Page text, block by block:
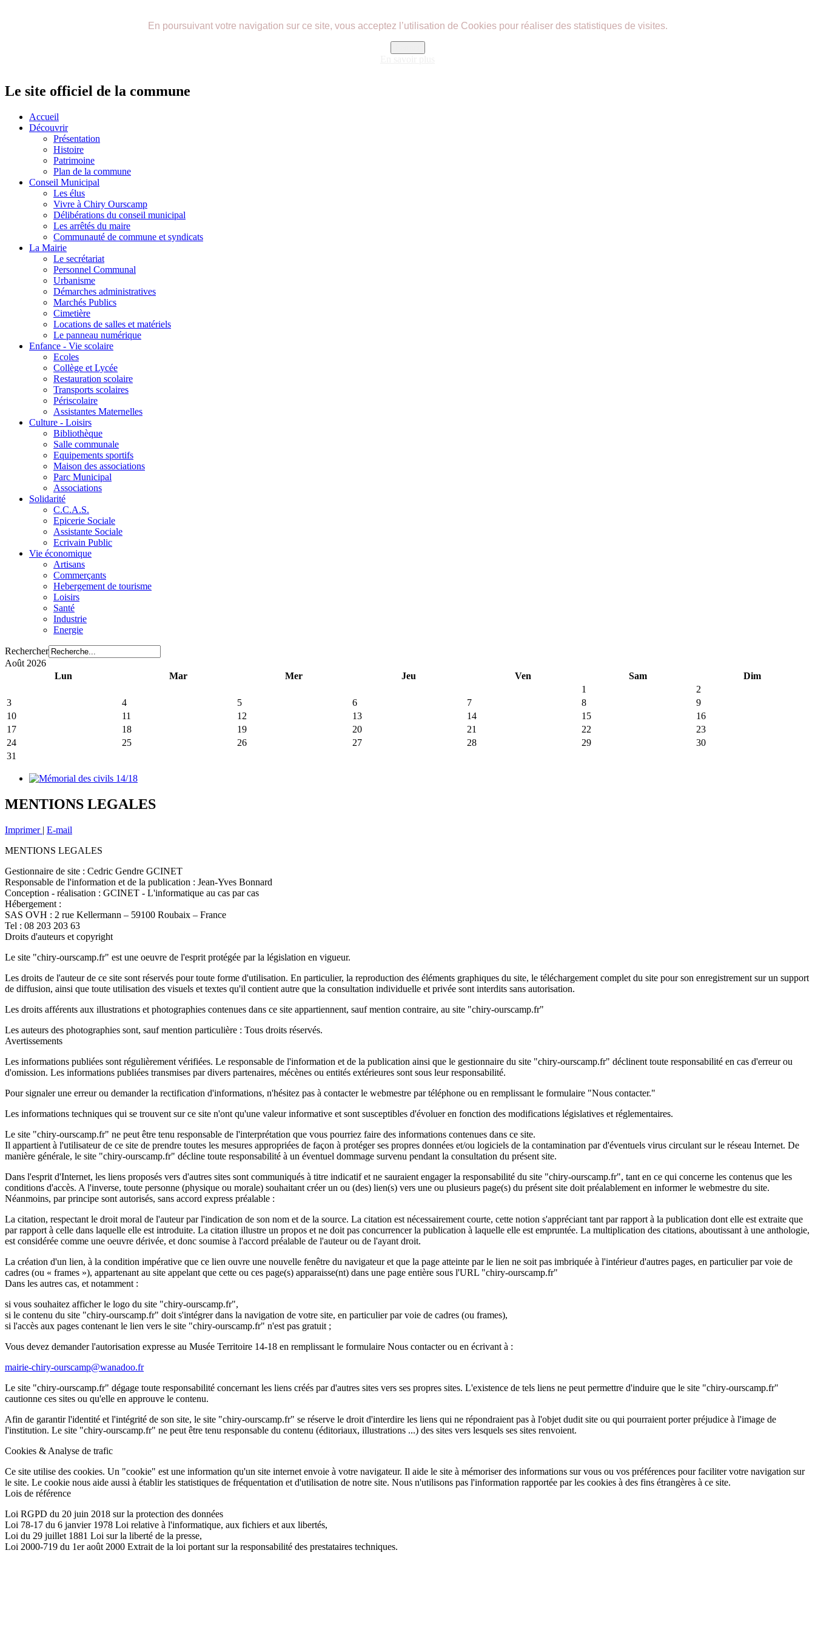
En poursuivant votre navigation sur ce site, vous acceptez l’utilisation de Cookies pour réaliser des statistiques de visites.
Le site officiel de la commune
Accueil
Découvrir
Présentation
Histoire
Patrimoine
Plan de la commune
Conseil Municipal
Les élus
Vivre à Chiry Ourscamp
Délibérations du conseil municipal
Les arrêtés du maire
Communauté de commune et syndicats
La Mairie
Le secrétariat
Personnel Communal
Urbanisme
Démarches administratives
Marchés Publics
Cimetière
Locations de salles et matériels
Le panneau numérique
Enfance - Vie scolaire
Ecoles
Collège et Lycée
Restauration scolaire
Transports scolaires
Périscolaire
Assistantes Maternelles
Culture - Loisirs
Bibliothèque
Salle communale
Equipements sportifs
Maison des associations
Parc Municipal
Associations
Solidarité
C.C.A.S.
Epicerie Sociale
Assistante Sociale
Ecrivain Public
Vie économique
Artisans
Commerçants
Hebergement de tourisme
Loisirs
Santé
Industrie
Energie
Rechercher
Août 2026
Lun
Mar Mer Jeu Ven Sam
Dim
1
2
3
4 5 6 7 8
9
10
11 12 13 14 15
16
17
18 19 20 21 22
23
24
25 26 27 28 29
30
31
MENTIONS LEGALES
Imprimer | E-mail
MENTIONS LEGALES
Gestionnaire de site : Cedric Gendre GCINET
Responsable de l'information et de la publication : Jean-Yves Bonnard
Conception - réalisation : GCINET - L'informatique au cas par cas
Hébergement :
SAS OVH : 2 rue Kellermann – 59100 Roubaix – France
Tel : 08 203 203 63
Droits d'auteurs et copyright
Le site "chiry-ourscamp.fr" est une oeuvre de l'esprit protégée par la législation en vigueur.
Les droits de l'auteur de ce site sont réservés pour toute forme d'utilisation. En particulier, la reproduction des éléments graphiques du site, le téléchargement complet du site pour son enregistrement sur un support
de diffusion, ainsi que toute utilisation des visuels et textes qu'il contient autre que la consultation individuelle et privée sont interdits sans autorisation.
Les droits afférents aux illustrations et photographies contenues dans ce site appartiennent, sauf mention contraire, au site "chiry-ourscamp.fr"
Les auteurs des photographies sont, sauf mention particulière : Tous droits réservés.
Avertissements
Les informations publiées sont régulièrement vérifiées. Le responsable de l'information et de la publication ainsi que le gestionnaire du site "chiry-ourscamp.fr" déclinent toute responsabilité en cas d'erreur ou
d'omission. Les informations publiées transmises par divers partenaires, mécènes ou entités extérieures sont sous leur responsabilité.
Pour signaler une erreur ou demander la rectification d'informations, n'hésitez pas à contacter le webmestre par téléphone ou en remplissant le formulaire "Nous contacter."
Les informations techniques qui se trouvent sur ce site n'ont qu'une valeur informative et sont susceptibles d'évoluer en fonction des modifications législatives et réglementaires.
Le site "chiry-ourscamp.fr" ne peut être tenu responsable de l'interprétation que vous pourriez faire des informations contenues dans ce site.
Il appartient à l'utilisateur de ce site de prendre toutes les mesures appropriées de façon à protéger ses propres données et/ou logiciels de la contamination par d'éventuels virus circulant sur le réseau Internet. De
manière générale, le site "chiry-ourscamp.fr" décline toute responsabilité à un éventuel dommage survenu pendant la consultation du présent site.
Dans l'esprit d'Internet, les liens proposés vers d'autres sites sont communiqués à titre indicatif et ne sauraient engager la responsabilité du site "chiry-ourscamp.fr", tant en ce qui concerne les contenus que les
conditions d'accès. A l'inverse, toute personne (physique ou morale) souhaitant créer un ou (des) lien(s) vers une ou plusieurs page(s) du présent site doit préalablement en informer le webmestre du site.
Néanmoins, par principe sont autorisés, sans accord express préalable :
La citation, respectant le droit moral de l'auteur par l'indication de son nom et de la source. La citation est nécessairement courte, cette notion s'appréciant tant par rapport à la publication dont elle est extraite que
par rapport à celle dans laquelle elle est introduite. La citation illustre un propos et ne doit pas concurrencer la publication à laquelle elle est empruntée. La multiplication des citations, aboutissant à une anthologie,
est considérée comme une oeuvre dérivée, et donc soumise à l'accord préalable de l'auteur ou de l'ayant droit.
La création d'un lien, à la condition impérative que ce lien ouvre une nouvelle fenêtre du navigateur et que la page atteinte par le lien ne soit pas imbriquée à l'intérieur d'autres pages, en particulier par voie de
cadres (ou « frames »), appartenant au site appelant que cette ou ces page(s) apparaisse(nt) dans une page entière sous l'URL "chiry-ourscamp.fr"
Dans les autres cas, et notamment :
si vous souhaitez afficher le logo du site "chiry-ourscamp.fr",
si le contenu du site "chiry-ourscamp.fr" doit s'intégrer dans la navigation de votre site, en particulier par voie de cadres (ou frames),
si l'accès aux pages contenant le lien vers le site "chiry-ourscamp.fr" n'est pas gratuit ;
Vous devez demander l'autorisation expresse au Musée Territoire 14-18 en remplissant le formulaire Nous contacter ou en écrivant à :
mairie-chiry-ourscamp@wanadoo.fr
Le site "chiry-ourscamp.fr" dégage toute responsabilité concernant les liens créés par d'autres sites vers ses propres sites. L'existence de tels liens ne peut permettre d'induire que le site "chiry-ourscamp.fr"
cautionne ces sites ou qu'elle en approuve le contenu.
Afin de garantir l'identité et l'intégrité de son site, le site "chiry-ourscamp.fr" se réserve le droit d'interdire les liens qui ne répondraient pas à l'objet dudit site ou qui pourraient porter préjudice à l'image de
l'institution. Le site "chiry-ourscamp.fr" ne peut être tenu responsable du contenu (éditoriaux, illustrations ...) des sites vers lesquels ses sites renvoient.
Cookies & Analyse de trafic
Ce site utilise des cookies. Un "cookie" est une information qu'un site internet envoie à votre navigateur. Il aide le site à mémoriser des informations sur vous ou vos préférences pour faciliter votre navigation sur
le site. Le cookie nous aide aussi à établir les statistiques de fréquentation et d'utilisation de notre site. Nous n'utilisons pas l'information rapportée par les cookies à des fins étrangères à ce site.
Lois de référence
Loi RGPD du 20 juin 2018 sur la protection des données
Loi 78-17 du 6 janvier 1978 Loi relative à l'informatique, aux fichiers et aux libertés,
Loi du 29 juillet 1881 Loi sur la liberté de la presse,
Loi 2000-719 du 1er août 2000 Extrait de la loi portant sur la responsabilité des prestataires techniques.